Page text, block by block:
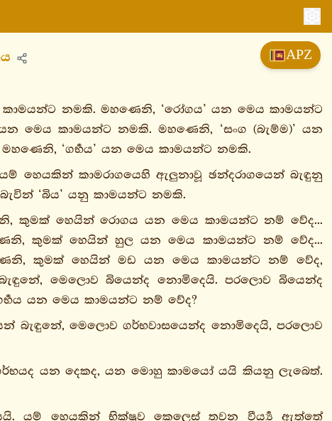
APZ
නමකි. මහණෙනි, ‘රෝගය’ යන මෙය කාමයන්ට
මෙය කාමයන්ට නමකි. මහණෙනි, ‘සංග (බැම්ම)’ යන
‘ගර්‍භය’ යන මෙය කාමයන්ට නමකි.
හෙයකින් කාමරාගයෙහි ඇලුනාවූ ඡන්දරාගයෙන් බැඳුනු
‘බිය’ යනු කාමයන්ට නමකි.
කුමක් හෙයින් රොගය යන මෙය කාමයන්ට නම් වේද...
කුමක් හෙයින් හුල යන මෙය කාමයන්ට නම් වේද...
කුමක් හෙයින් මඩ යන මෙය කාමයන්ට නම් වේද,
මෙලොව බියෙන්ද නොමිදෙයි. පරලොව බියෙන්ද
යන මෙය කාමයන්ට නම් වේද?
බැඳුනේ, මෙලොව ගර්භවාසයෙන්ද නොමිදෙයි, පරලොව
ගර්භයද යන දෙකද, යන මොහු කාමයෝ යයි කියනු ලැබෙත්.
යම් හෙයකින් භික්ෂුව කෙලෙස් තවන වීර්‍ය්‍ය ඇත්තේ